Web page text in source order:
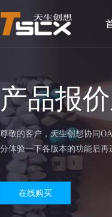
产品报
尊敬的客户，天生创想协同
分体验一下各版本的功能后再
在线购买